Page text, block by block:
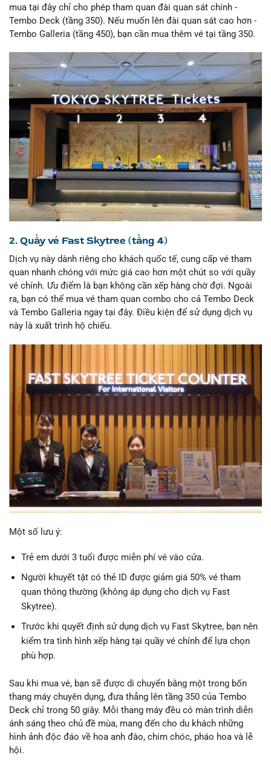
mua tại đây chỉ cho phép tham quan đài quan sát chính -
Tembo Deck (tầng 350). Nếu muốn lên đài quan sát cao hơn -
Tembo Galleria (tầng 450), bạn cần mua thêm vé tại tầng 350.
2. Quầy vé Fast Skytree (tầng 4)
Dịch vụ này dành riêng cho khách quốc tế, cung cấp vé tham
quan nhanh chóng với mức giá cao hơn một chút so với quầy
vé chính. Ưu điểm là bạn không cần xếp hàng chờ đợi. Ngoài
ra, bạn có thể mua vé tham quan combo cho cả Tembo Deck
và Tembo Galleria ngay tại đây. Điều kiện để sử dụng dịch vụ
này là xuất trình hộ chiếu.
Một số lưu ý:
Trẻ em dưới 3 tuổi được miễn phí vé vào cửa.
Người khuyết tật có thẻ ID được giảm giá 50% vé tham
quan thông thường (không áp dụng cho dịch vụ Fast
Skytree).
Trước khi quyết định sử dụng dịch vụ Fast Skytree, bạn nên
kiểm tra tình hình xếp hàng tại quầy vé chính để lựa chọn
phù hợp.
Sau khi mua vé, bạn sẽ được di chuyển bằng một trong bốn
thang máy chuyên dụng, đưa thẳng lên tầng 350 của Tembo
Deck chỉ trong 50 giây. Mỗi thang máy đều có màn trình diễn
ánh sáng theo chủ đề mùa, mang đến cho du khách những
hình ảnh độc đáo về hoa anh đào, chim chóc, pháo hoa và lễ
hội.